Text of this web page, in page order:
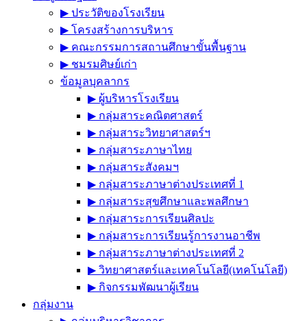
▶︎ ประวัติของโรงเรียน
▶︎ โครงสร้างการบริหาร
▶︎ คณะกรรมการสถานศึกษาขั้นพื้นฐาน
▶︎ ชมรมศิษย์เก่า
ข้อมูลบุคลากร
▶︎ ผู้บริหารโรงเรียน
▶︎ กลุ่มสาระคณิตศาสตร์
▶︎ กลุ่มสาระวิทยาศาสตร์ฯ
▶︎ กลุ่มสาระภาษาไทย
▶︎ กลุ่มสาระสังคมฯ
▶︎ กลุ่มสาระภาษาต่างประเทศที่ 1
▶︎ กลุ่มสาระสุขศึกษาและพลศึกษา
▶︎ กลุ่มสาระการเรียนศิลปะ
▶︎ กลุ่มสาระการเรียนรู้การงานอาชีพ
▶︎ กลุ่มสาระภาษาต่างประเทศที่ 2
▶︎ วิทยาศาสตร์และเทคโนโลยี(เทคโนโลยี)
▶︎ กิจกรรมพัฒนาผู้เรียน
กลุ่มงาน